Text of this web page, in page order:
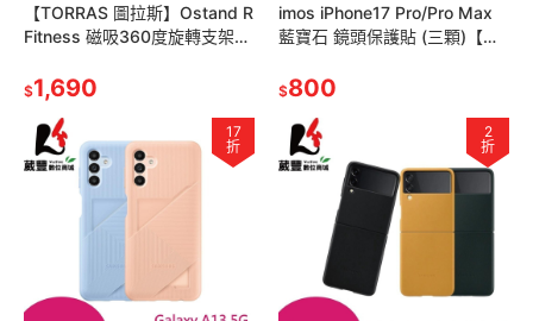
【TORRAS 圖拉斯】Ostand R
Fitness 磁吸360度旋轉支架
$1,690
imos iPhone17 Pro/Pro Max
藍寶石 鏡頭保護貼 (三顆)【葳
$800
17
折
2
折